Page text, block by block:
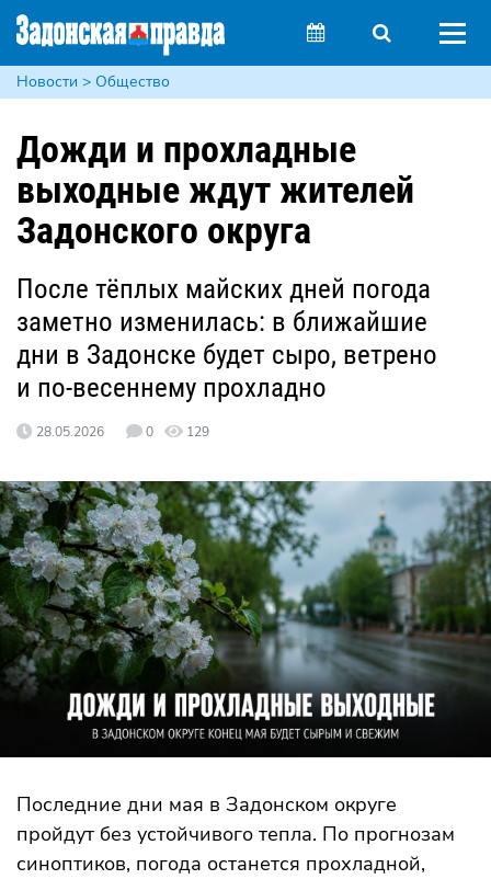
Новости > Общество
Дожди и прохладные
выходные ждут жителей
Задонского округа
После тёплых майских дней погода
заметно изменилась: в ближайшие
дни в Задонске будет сыро, ветрено
и по-весеннему прохладно
28.05.2026 0 129
Последние дни мая в Задонском округе
пройдут без устойчивого тепла. По прогнозам
синоптиков, погода останется прохладной,